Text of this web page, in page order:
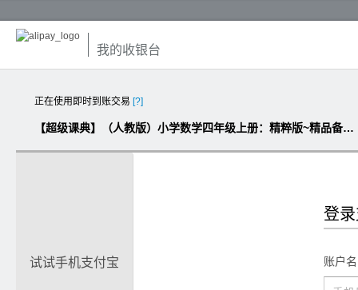
我的收银台
正在使用即时到账交易 [?]
【超级课典】（人教版）小学数学四年级上册：精粹版~精品备课教学资源大宝库
试试手机支付宝
登
账户